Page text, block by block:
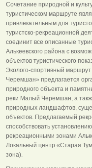
Сочетание природной и
туристическом маршруте
привлекательным для
туристско-рекреационной
соединит все описанные
Алькеевского района с
объектов туристического
Эколого-спортивный
Черемшан» предлагается
природного объекта и
реки Малый Черемшан, а
природных ландшафтов,
объектов. Предлагаемый
способствовать
рекреационными зонами
Локальный центр «Старая
зона).